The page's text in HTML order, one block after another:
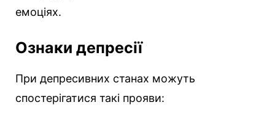
емоціях.
Ознаки депресії
При депресивних станах можуть
спостерігатися такі прояви: